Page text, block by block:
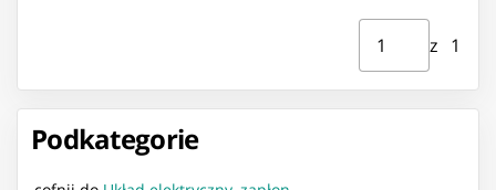
Podkategorie
Strona ⁨1⁩ z ⁨1⁩
z ⁨1⁩
Przejdź do strony